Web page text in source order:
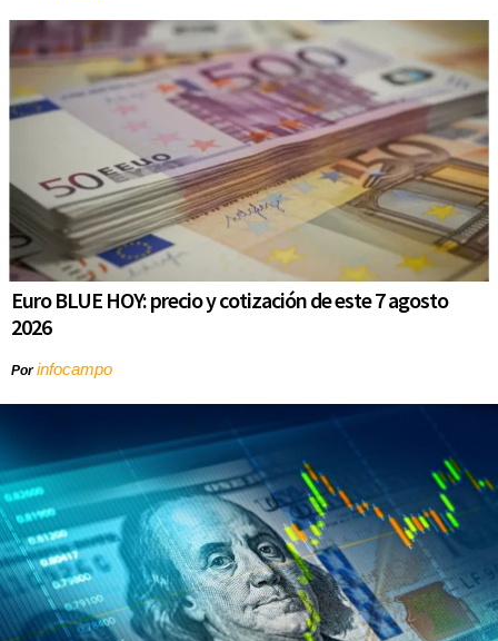
Euro BLUE HOY: precio y cotización de este 7 agosto
2026
Porinfocampo